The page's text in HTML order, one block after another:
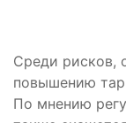
Среди рисков,
повышению
По мнению